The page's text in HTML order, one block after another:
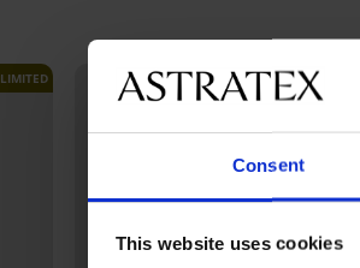
Consent
This website uses cookies
LIMITED LIMITED